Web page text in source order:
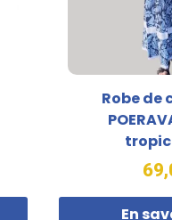
Robe de
En